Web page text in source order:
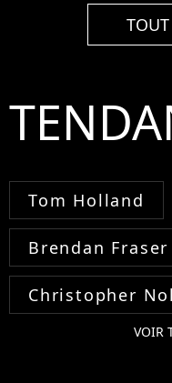
Tom Holland
Brendan Fraser
Christopher
VOIR